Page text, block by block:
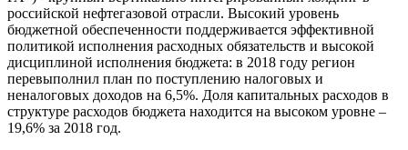
российской нефтегазовой отрасли. Высокий уровень
бюджетной обеспеченности поддерживается эффективной
политикой исполнения расходных обязательств и высокой
дисциплиной исполнения бюджета: в 2018 году регион
перевыполнил план по поступлению налоговых и
неналоговых доходов на 6,5%. Доля капитальных расходов в
структуре расходов бюджета находится на высоком уровне –
19,6% за 2018 год.